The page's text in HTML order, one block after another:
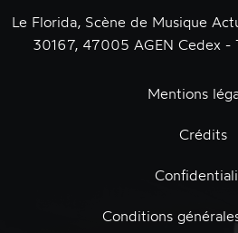
Le Florida, Scène de Musique
30167, 47005 AGEN Cedex
Mentions
Crédits
Conditions